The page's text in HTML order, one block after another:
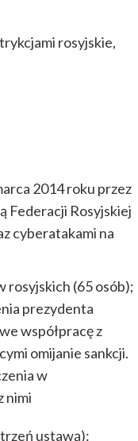
rosyjskie,
2014 roku przez
Federacji Rosyjskiej
cyberatakami na
rosyjskich (65 osób);
prezydenta
współpracę z
omijanie sankcji.
w
nimi
ustawą):